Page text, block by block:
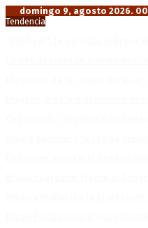
domingo 9, agosto 2026.
Tendencia